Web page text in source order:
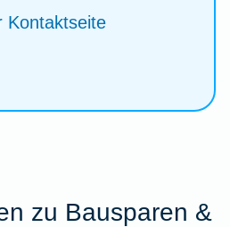
Kontaktseite
zu Bausparen &